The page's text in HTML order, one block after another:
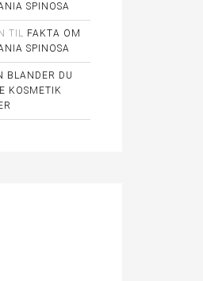
SPINOSA
TIL FAKTA OM
SPINOSA
BLANDER DU
KOSMETIK